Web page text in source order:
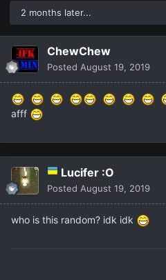
2 months later...
ChewChew
Posted August 19, 2019
afff
Lucifer :O
Posted August 19, 2019
who is this random? idk idk